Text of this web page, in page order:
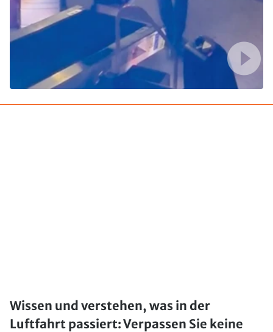
Wissen und verstehen, was in der
Luftfahrt passiert: Verpassen Sie keine